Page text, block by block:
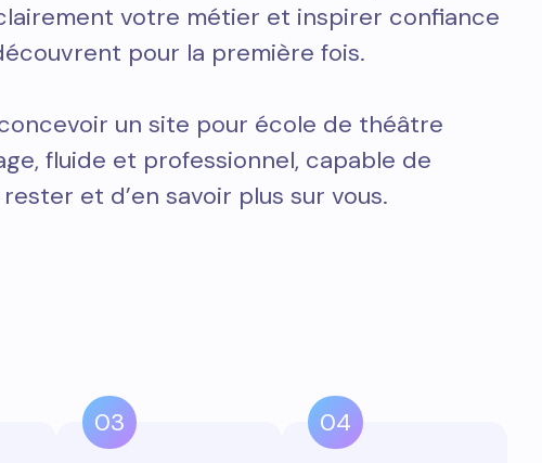
votre métier et inspirer confiance
pour la première fois.
un site pour école de théâtre
fluide et professionnel, capable de
et d’en savoir plus sur vous.
03 04